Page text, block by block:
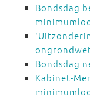
Bondsdag
Bondsdag
Kabinet-